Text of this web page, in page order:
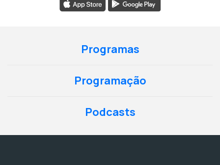
Programas
Programação
Podcasts